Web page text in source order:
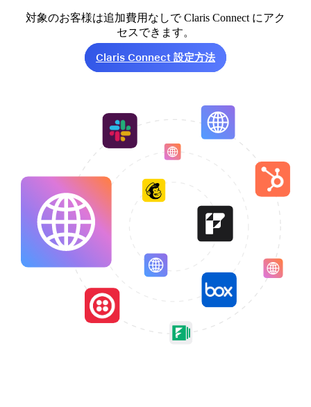
対象のお客様は追加費用なしで Claris Connect にアク
セスできます。
Claris Connect 設定方法